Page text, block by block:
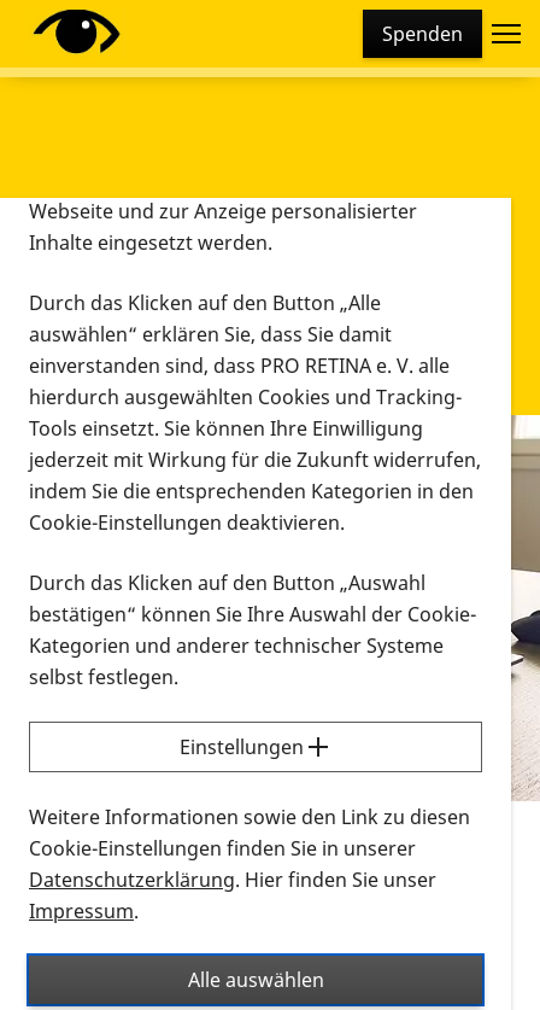
Spenden
Infomaterial
Infomaterial
Vorlesen
Alle Infomaterialien in verschiedenen
Formaten an einem Ort
Sie möchten wissen, wie Sie nach Infonmaterial
suchen und dieses bestellen bzw. herunterladen
können? Schauen Sie sich dieErklärvideos zum
Thema Infomaterial auf der PRO RETINA-Website
für blinde und sehbehinderte Menschen an.
Auf dieser Seite finden Sie sämtliches Infomaterial
Ort. Nutzen Sie den Formatfilter, um ausschließlich
nach Flyern und Broschüren, Audios oder Videos zu
Diese Webseite setzt verschiedene Cookies und
Tracking-Tools ein. Dies beinhaltet Cookies und
Webseite und zur Anzeige personalisierter
Inhalte eingesetzt werden.
Durch das Klicken auf den Button „Alle
auswählen“ erklären Sie, dass Sie damit
einverstanden sind, dass PRO RETINA e. V. alle
hierdurch ausgewählten Cookies und Tracking-
Tools einsetzt. Sie können Ihre Einwilligung
jederzeit mit Wirkung für die Zukunft widerrufen,
indem Sie die entsprechenden Kategorien in den
Cookie-Einstellungen deaktivieren.
Durch das Klicken auf den Button „Auswahl
bestätigen“ können Sie Ihre Auswahl der Cookie-
Kategorien und anderer technischer Systeme
selbst festlegen.
Einstellungen
Weitere Informationen sowie den Link zu diesen
Cookie-Einstellungen finden Sie in unserer
Datenschutzerklärung. Hier finden Sie unser
Impressum.
Alle auswählen